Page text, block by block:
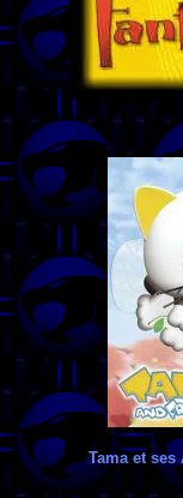
Tama et ses